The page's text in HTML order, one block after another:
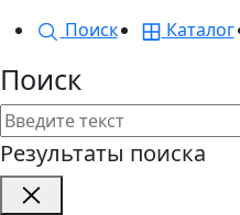
Поиск
Каталог
Поиск
Результаты поиска